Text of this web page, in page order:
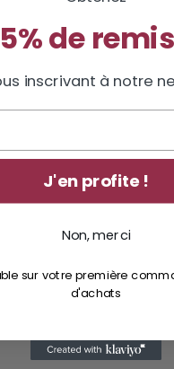
5% de
inscrivant à notre
J'en profite !
Non, merci
sur votre première
d'achats